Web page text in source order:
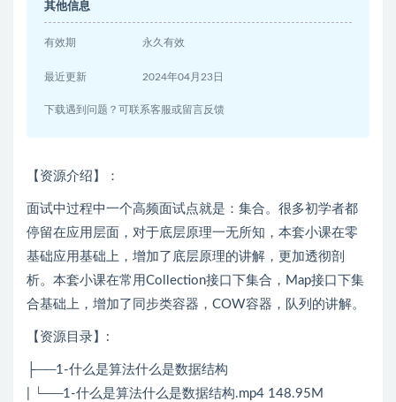
其他信息
有效期 永久有效
最近更新 2024年04月23日
下载遇到问题？可联系客服或留言反馈
【资源介绍】：
面试中过程中一个高频面试点就是：集合。很多初学者都
停留在应用层面，对于底层原理一无所知，本套小课在零
基础应用基础上，增加了底层原理的讲解，更加透彻剖
析。本套小课在常用Collection接口下集合，Map接口下集
合基础上，增加了同步类容器，COW容器，队列的讲解。
【资源目录】:
├──1-什么是算法什么是数据结构
| └──1-什么是算法什么是数据结构.mp4 148.95M